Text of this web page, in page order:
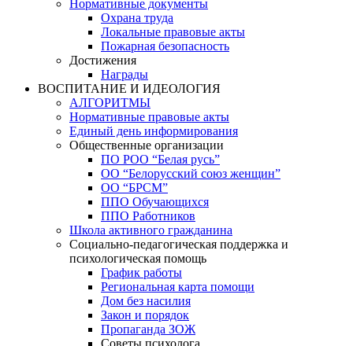
Нормативные документы
Охрана труда
Локальные правовые акты
Пожарная безопасность
Достижения
Награды
ВОСПИТАНИЕ И ИДЕОЛОГИЯ
АЛГОРИТМЫ
Нормативные правовые акты
Единый день информирования
Общественные организации
ПО РОО “Белая русь”
ОО “Белорусский союз женщин”
ОО “БРСМ”
ППО Обучающихся
ППО Работников
Школа активного гражданина
Социально-педагогическая поддержка и
психологическая помощь
График работы
Региональная карта помощи
Дом без насилия
Закон и порядок
Пропаганда ЗОЖ
Советы психолога